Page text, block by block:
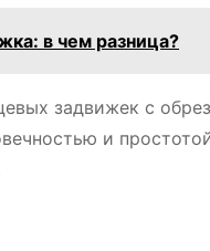
в чем разница?
задвижек с
и